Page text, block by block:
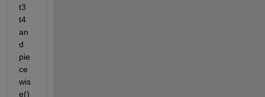
t3
t4
an
d
pie
ce
wis
e()